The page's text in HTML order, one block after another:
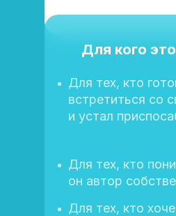
Для кого
Для тех, кто
встретиться со
и устал
Для тех, кто
он автор
Для тех, кто